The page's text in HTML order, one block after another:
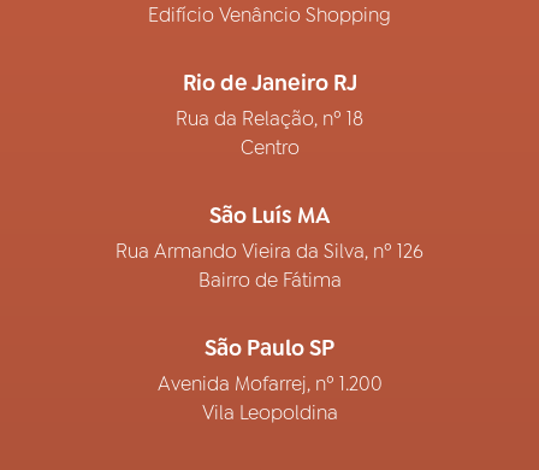
Edifício Venâncio Shopping
Rio de Janeiro RJ
Rua da Relação, nº 18
Centro
São Luís MA
Rua Armando Vieira da Silva, nº 126
Bairro de Fátima
São Paulo SP
Avenida Mofarrej, nº 1.200
Vila Leopoldina